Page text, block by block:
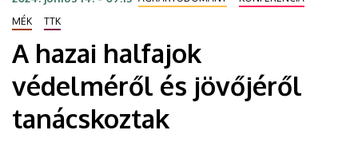
tanácskoztak
DEBRECENI
EGYETEM
MÉK
TTK
A hazai halfajok
védelméről és jövőjéről
tanácskoztak